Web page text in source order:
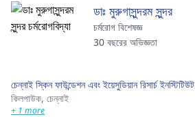
ডাঃ মুরুগাসুন্দরম সুন্দর
চর্মরোগ বিশেষজ্ঞ
30 বছরের অভিজ্ঞতা
চেন্নাই স্কিন ফাউন্ডেশন এবং ইয়েসুডিয়ান রিসার্চ ইনস্টিটিউট
কিলপাউক, চেন্নাই
+ 1 more